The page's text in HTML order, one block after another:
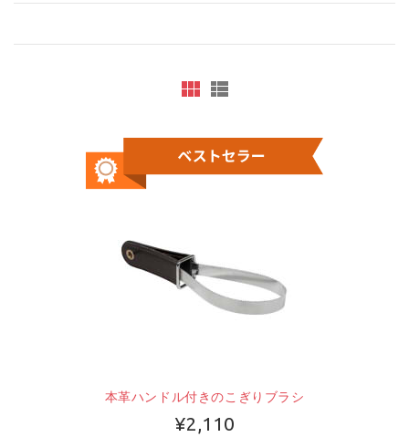
本革ハンドル付きのこぎりブラシ
¥2,110